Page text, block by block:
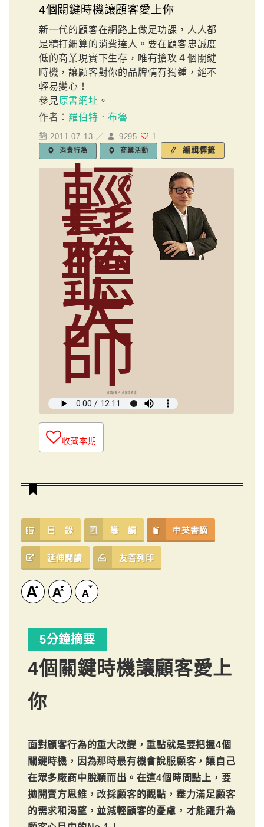
4個關鍵時機讓顧客愛上你
新一代的顧客在網路上做足功課，人人都
是精打細算的消費達人。要在顧客忠誠度
低的商業現實下生存，唯有搶攻４個關鍵
時機，讓顧客對你的品牌情有獨鍾，絕不
輕易變心！
參見原書網址 。
作者： 羅伯特．布魯
2011-07-13 ／ 9295 1
消費行為 商業活動 編輯標籤
輕
鬆
聽
大
師
媒體創意人 俞國定導讀
收藏本期
目 錄 導 讀 中英書摘
延伸閱讀 友善列印
5分鐘摘要
4個關鍵時機讓顧客愛上
你
面對顧客行為的重大改變，重點就是要把握4個
關鍵時機，因為那時最有機會說服顧客，讓自己
在眾多廠商中脫穎而出。在這4個時間點上，要
拋開賣方思維，改採顧客的觀點，盡力滿足顧客
的需求和渴望，並減輕顧客的憂慮，才能躍升為